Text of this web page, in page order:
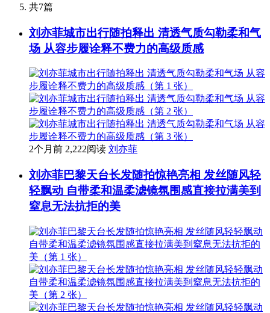
共7篇
刘亦菲城市出行随拍释出 清透气质勾勒柔和气
场 从容步履诠释不费力的高级质感
2个月前 2,222阅读 刘亦菲
刘亦菲巴黎天台长发随拍惊艳亮相 发丝随风轻
轻飘动 自带柔和温柔滤镜氛围感直接拉满美到
窒息无法抗拒的美